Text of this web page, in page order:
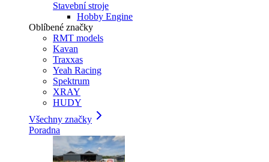
Stavební stroje
Hobby Engine
Oblíbené značky
RMT models
Kavan
Traxxas
Yeah Racing
Spektrum
XRAY
HUDY
Všechny značky
Poradna